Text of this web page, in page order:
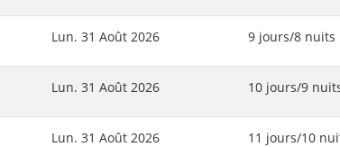
Lun. 31 Août 2026 9 jours/8 nuits
Lun. 31 Août 2026 10 jours/9
Lun. 31 Août 2026 11 jours/10